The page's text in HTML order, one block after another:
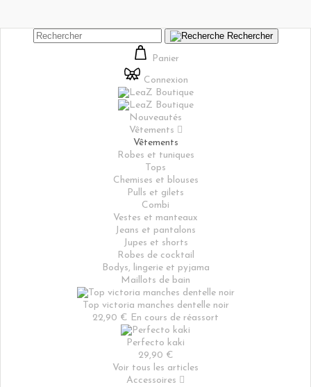
Rechercher
Panier
Connexion
Nouveautés
Vêtements 
Vêtements
Robes et tuniques
Tops
Chemises et blouses
Pulls et gilets
Combi
Vestes et manteaux
Jeans et pantalons
Jupes et shorts
Robes de cocktail
Bodys, lingerie et pyjama
Maillots de bain
Top victoria manches dentelle noir
22,90 € En cours de réassort
Perfecto kaki
29,90 €
Voir tous les articles
Accessoires 